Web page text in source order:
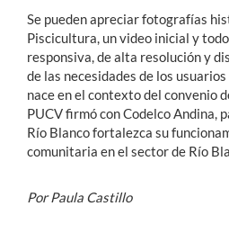
Se pueden apreciar fotografías
Piscicultura, un video inicial y
responsiva, de alta resolución y
de las necesidades de los
nace en el contexto del convenio
PUCV firmó con Codelco Andina,
Río Blanco fortalezca su
comunitaria en el sector de Río
Por Paula Castillo